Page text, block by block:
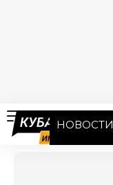
НОВОСТИ